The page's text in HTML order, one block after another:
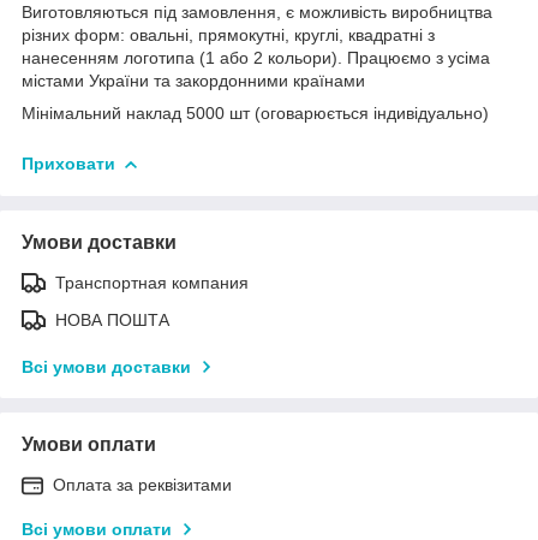
Виготовляються під замовлення, є можливість виробництва
різних форм: овальні, прямокутні, круглі, квадратні з
нанесенням логотипа (1 або 2 кольори). Працюємо з усіма
містами України та закордонними країнами
Мінімальний наклад 5000 шт (оговарюється індивідуально)
Приховати
Умови доставки
Транспортная компания
НОВА ПОШТА
Всі умови доставки
Умови оплати
Оплата за реквізитами
Всі умови оплати